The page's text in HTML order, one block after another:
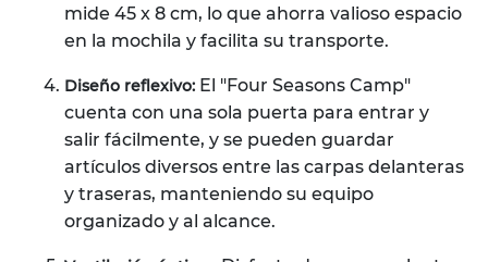
mide 45 x 8 cm, lo que ahorra valioso espacio
en la mochila y facilita su transporte.
Diseño reflexivo: El "Four Seasons Camp"
cuenta con una sola puerta para entrar y
salir fácilmente, y se pueden guardar
artículos diversos entre las carpas delanteras
y traseras, manteniendo su equipo
organizado y al alcance.